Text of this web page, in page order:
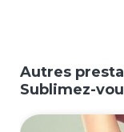
Autres
Sublimez-